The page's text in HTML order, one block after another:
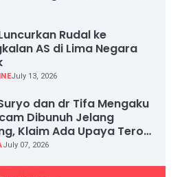
Rudal ke
AS di Lima Negara
July 13, 2026
dan dr Tifa Mengaku
Dibunuh Jelang
Klaim Ada Upaya Teror
July 07, 2026